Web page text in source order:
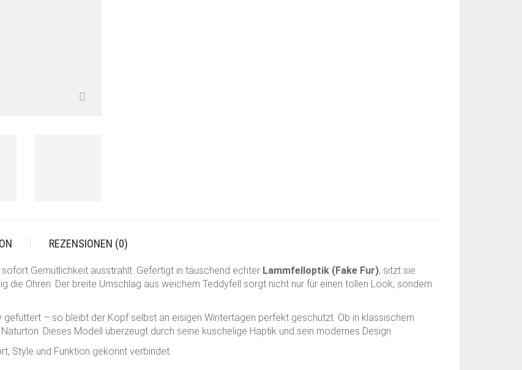
REZENSIONEN (0)
Gemütlichkeit ausstrahlt. Gefertigt in täuschend echter Lammfelloptik (Fake Fur), sitzt sie
die Ohren. Der breite Umschlag aus weichem Teddyfell sorgt nicht nur für einen tollen Look, sondern
– so bleibt der Kopf selbst an eisigen Wintertagen perfekt geschützt. Ob in klassischem
Dieses Modell überzeugt durch seine kuschelige Haptik und sein modernes Design.
Style und Funktion gekonnt verbindet.